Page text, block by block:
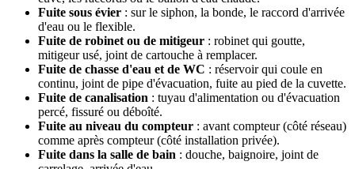
Fuite sous évier : sur le siphon, la bonde, le raccord d'arrivée
d'eau ou le flexible.
Fuite de robinet ou de mitigeur : robinet qui goutte,
mitigeur usé, joint de cartouche à remplacer.
Fuite de chasse d'eau et de WC : réservoir qui coule en
continu, joint de pipe d'évacuation, fuite au pied de la cuvette.
Fuite de canalisation : tuyau d'alimentation ou d'évacuation
percé, fissuré ou déboîté.
Fuite au niveau du compteur : avant compteur (côté réseau)
comme après compteur (côté installation privée).
Fuite dans la salle de bain : douche, baignoire, joint de